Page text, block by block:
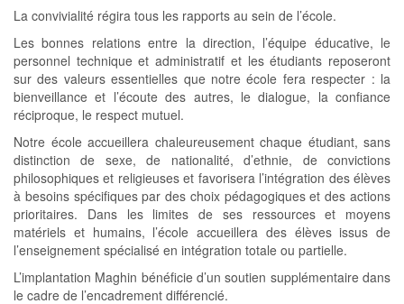
La convivialité régira tous les rapports au sein de l’école.
Les bonnes relations entre la direction, l’équipe éducative, le
personnel technique et administratif et les étudiants reposeront
sur des valeurs essentielles que notre école fera respecter : la
bienveillance et l’écoute des autres, le dialogue, la confiance
réciproque, le respect mutuel.
Notre école accueillera chaleureusement chaque étudiant, sans
distinction de sexe, de nationalité, d’ethnie, de convictions
philosophiques et religieuses et favorisera l’intégration des élèves
à besoins spécifiques par des choix pédagogiques et des actions
prioritaires. Dans les limites de ses ressources et moyens
matériels et humains, l’école accueillera des élèves issus de
l’enseignement spécialisé en intégration totale ou partielle.
L’implantation Maghin bénéficie d’un soutien supplémentaire dans
le cadre de l’encadrement différencié.